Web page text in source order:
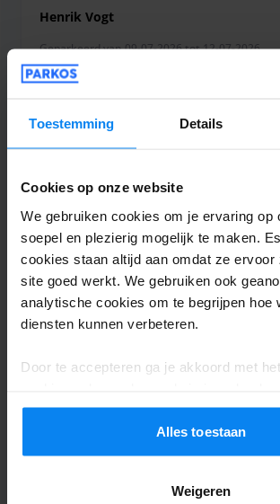
Toestemming Details
Cookies op onze website
We gebruiken cookies om je ervaring op
soepel en plezierig mogelijk te maken.
cookies staan altijd aan omdat ze ervoor
site goed werkt. We gebruiken ook
analytische cookies om te begrijpen hoe
diensten kunnen verbeteren.
Door te accepteren ga je akkoord met
instellingen op elk moment aanpassen.
Privacybeleid.
Alles toestaan
Weigeren
Henrik Vogt
Geparkeerd van 09-07-2026 tot 12-07-2026
wieder Valet-Park
Valet buiten
Sinan Ahrazoglu
Geparkeerd van 08-07-2026 tot 11-07-2026
Vielen Dank Valet-Park .Die